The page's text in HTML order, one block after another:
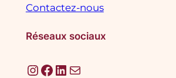
Contactez-nous
Réseaux sociaux
InstagramFacebook LinkedIn E-mail